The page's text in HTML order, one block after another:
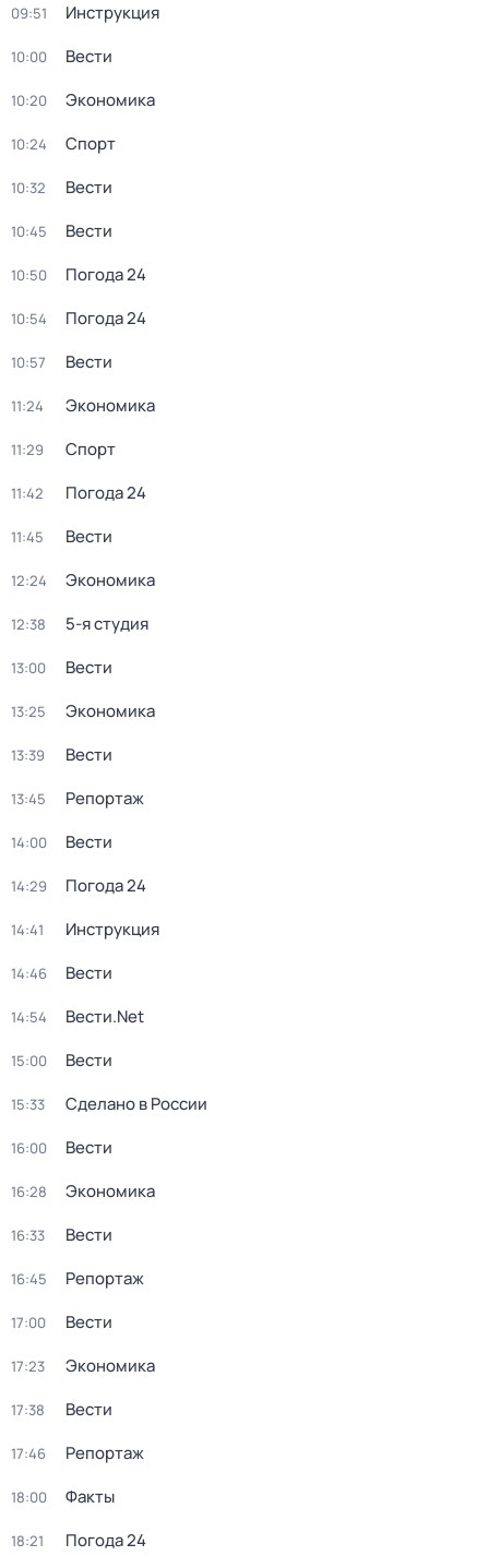
09:51 Инструкция
10:00 Вести
10:20 Экономика
10:24 Спорт
10:32 Вести
10:45 Вести
10:50 Погода 24
10:54 Погода 24
10:57 Вести
11:24 Экономика
11:29 Спорт
11:42 Погода 24
11:45 Вести
12:24 Экономика
12:38 5-я студия
13:00 Вести
13:25 Экономика
13:39 Вести
13:45 Репортаж
14:00 Вести
14:29 Погода 24
14:41 Инструкция
14:46 Вести
14:54 Вести.Net
15:00 Вести
15:33 Сделано в России
16:00 Вести
16:28 Экономика
16:33 Вести
16:45 Репортаж
17:00 Вести
17:23 Экономика
17:38 Вести
17:46 Репортаж
18:00 Факты
18:21 Погода 24